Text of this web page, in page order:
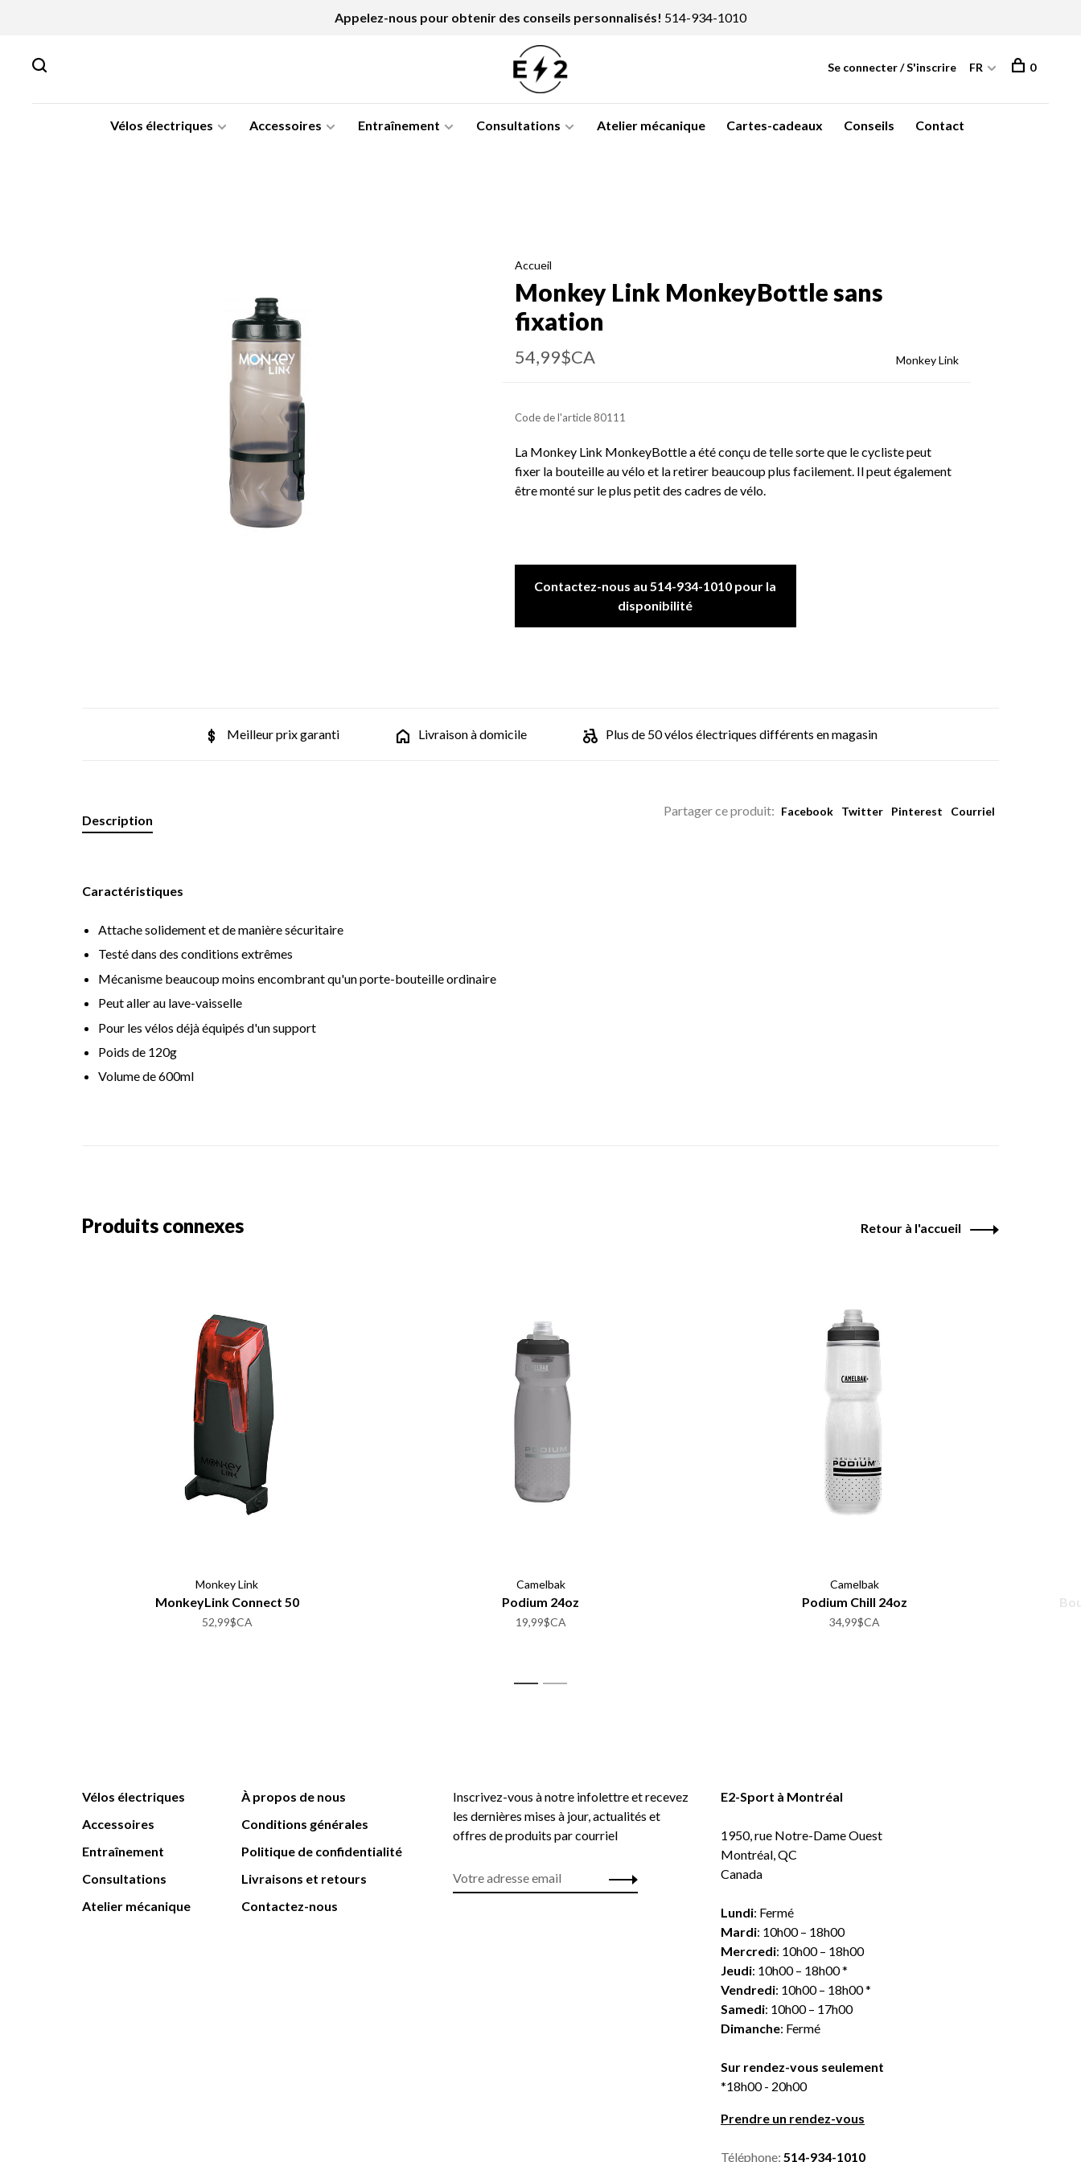
Appelez-nous pour obtenir des conseils personnalisés! 514-934-1010
Vélos électriques Accessoires Entraînement Consultations Atelier mécanique Cartes-cadeaux Conseils Contact
Se connecter / S'inscrire FR 0
Accueil
Monkey Link MonkeyBottle sans
fixation
54,99$CA Monkey Link
Code de l'article80111
La Monkey Link MonkeyBottle a été conçu de telle sorte que le cycliste peut
fixer la bouteille au vélo et la retirer beaucoup plus facilement. Il peut également
être monté sur le plus petit des cadres de vélo.
Contactez-nous au 514-934-1010 pour la
disponibilité
Meilleur prix garanti Livraison à domicile Plus de 50 vélos électriques différents en magasin
Partager ce produit: Facebook Twitter Pinterest Courriel
Description
Caractéristiques
Attache solidement et de manière sécuritaire
Testé dans des conditions extrêmes
Mécanisme beaucoup moins encombrant qu'un porte-bouteille ordinaire
Peut aller au lave-vaisselle
Pour les vélos déjà équipés d'un support
Poids de 120g
Volume de 600ml
Produits connexes Retour à l'accueil
Monkey Link
MonkeyLink Connect 50
52,99$CA
Camelbak
Podium 24oz
19,99$CA
Camelbak
Podium Chill 24oz
34,99$CA
1 2
Vélos électriques
Accessoires
Entraînement
Consultations
Atelier mécanique
À propos de nous
Conditions générales
Politique de confidentialité
Livraisons et retours
Contactez-nous
Inscrivez-vous à notre infolettre et recevez
les dernières mises à jour, actualités et
offres de produits par courriel
E2-Sport à Montréal
1950, rue Notre-Dame Ouest
Montréal, QC
Canada
Lundi: Fermé
Mardi: 10h00 – 18h00
Mercredi: 10h00 – 18h00
Jeudi: 10h00 – 18h00 *
Vendredi: 10h00 – 18h00 *
Samedi: 10h00 – 17h00
Dimanche: Fermé
Sur rendez-vous seulement
*18h00 - 20h00
Prendre un rendez-vous
Téléphone: 514-934-1010